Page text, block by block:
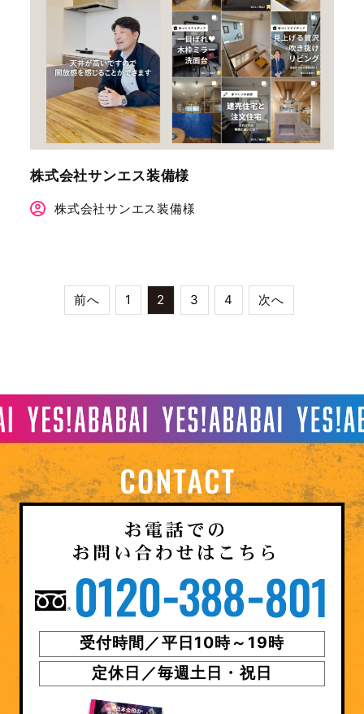
株式会社サンエス装備様
株式会社サンエス装備様
前へ 1 2 3 4 次へ
受付時間／平日10時～19時
定休日／毎週土日・祝日